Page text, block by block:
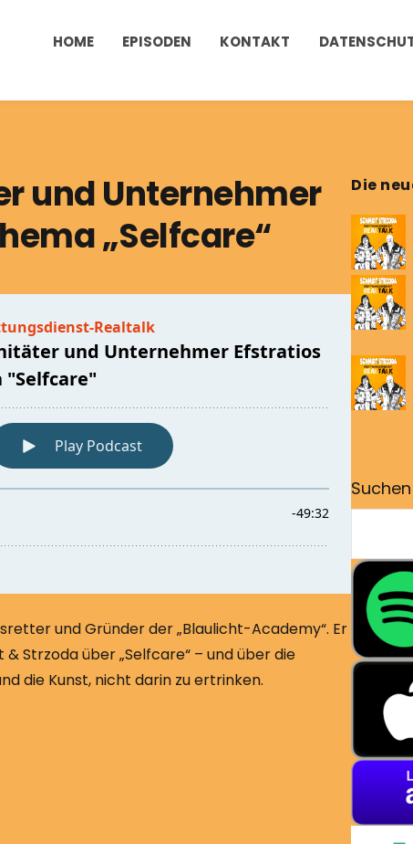
HOME EPISODEN KONTAKT
und Unternehmer
„Selfcare“
und Gründer der „Blaulicht-Academy“. Er
Strzoda über „Selfcare“ – und über die
die Kunst, nicht darin zu ertrinken.
Die
Suchen